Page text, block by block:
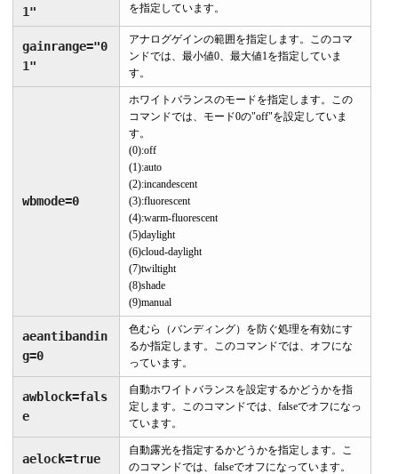
1"
を指定しています。
gainrange="0
1"
アナログゲインの範囲を指定します。このコマ
ンドでは、最小値0、最大値1を指定していま
す。
wbmode=0
ホワイトバランスのモードを指定します。この
コマンドでは、モード0の"off"を設定していま
す。
(0):off
(1):auto
(2):incandescent
(3):fluorescent
(4):warm-fluorescent
(5)daylight
(6)cloud-daylight
(7)twiltight
(8)shade
(9)manual
aeantibandin
g=0
色むら（バンディング）を防ぐ処理を有効にす
るか指定します。このコマンドでは、オフにな
っています。
awblock=fals
e
自動ホワイトバランスを設定するかどうかを指
定します。このコマンドでは、falseでオフになっ
ています。
aelock=true
自動露光を指定するかどうかを指定します。こ
のコマンドでは、falseでオフになっています。